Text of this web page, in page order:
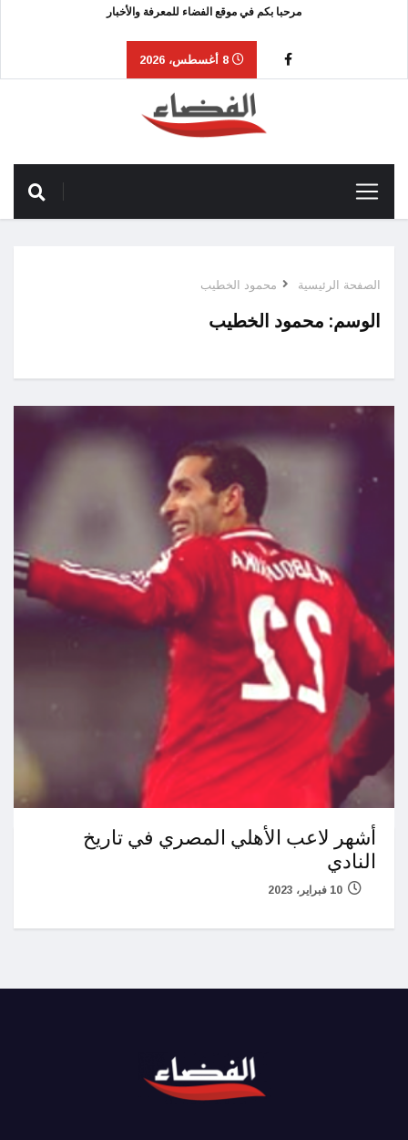
مرحبا بكم في موقع الفضاء للمعرفة والأخبار
الصفحة الرئيسية محمود الخطيب
الوسم: محمود الخطيب
أشهر لاعب الأهلي المصري في تاريخ
النادي
10 فبراير، 2023